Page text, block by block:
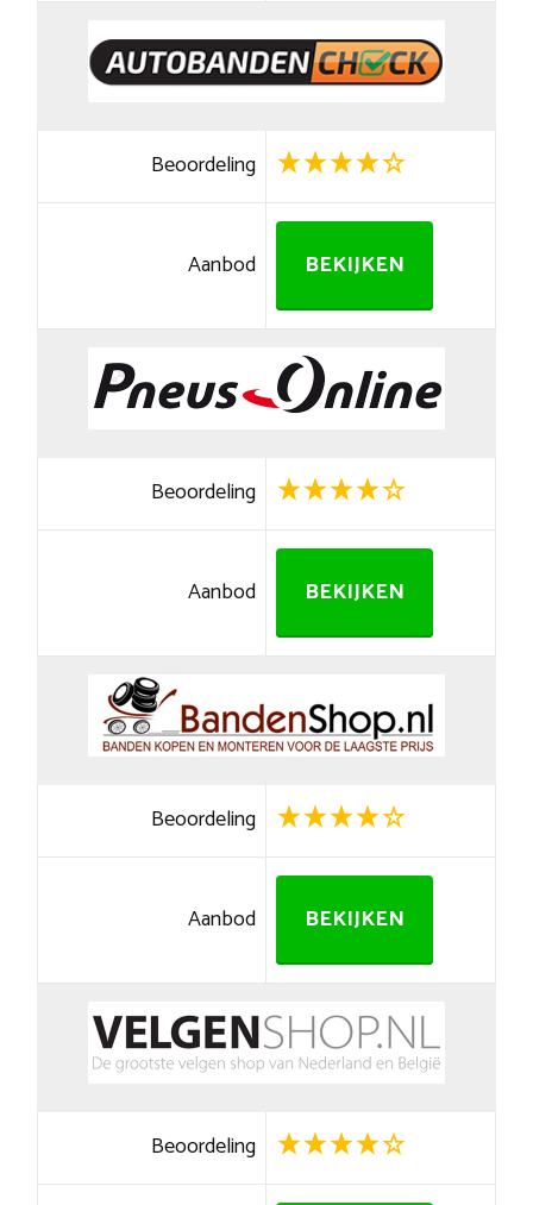
Beoordeling
Aanbod BEKIJKEN
Beoordeling
Aanbod BEKIJKEN
Beoordeling
Aanbod BEKIJKEN
Beoordeling